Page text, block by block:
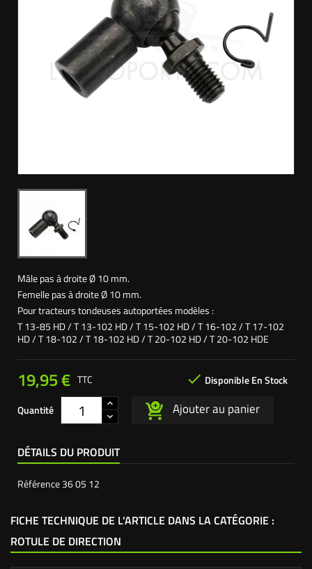
Mâle pas à droite Ø 10 mm.
Femelle pas à droite Ø 10 mm.
Pour tracteurs tondeuses autoportées modèles :
T 13-85 HD / T 13-102 HD / T 15-102 HD / T 16-102 / T 17-102
HD / T 18-102 / T 18-102 HD / T 20-102 HD / T 20-102 HDE
19,95 €  Disponible En Stock
TTC
Quantité Ajouter au panier
DÉTAILS DU PRODUIT
Référence36 05 12
FICHE TECHNIQUE DE L'ARTICLE DANS LA CATÉGORIE :
ROTULE DE DIRECTION